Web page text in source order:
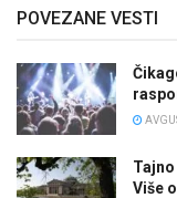
POVEZANE VESTI
Više